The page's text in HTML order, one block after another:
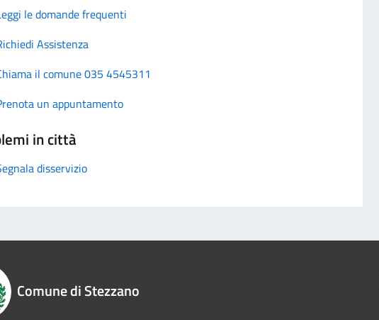
le domande frequenti
Assistenza
il comune 035 4545311
un appuntamento
in città
disservizio
Comune di Stezzano